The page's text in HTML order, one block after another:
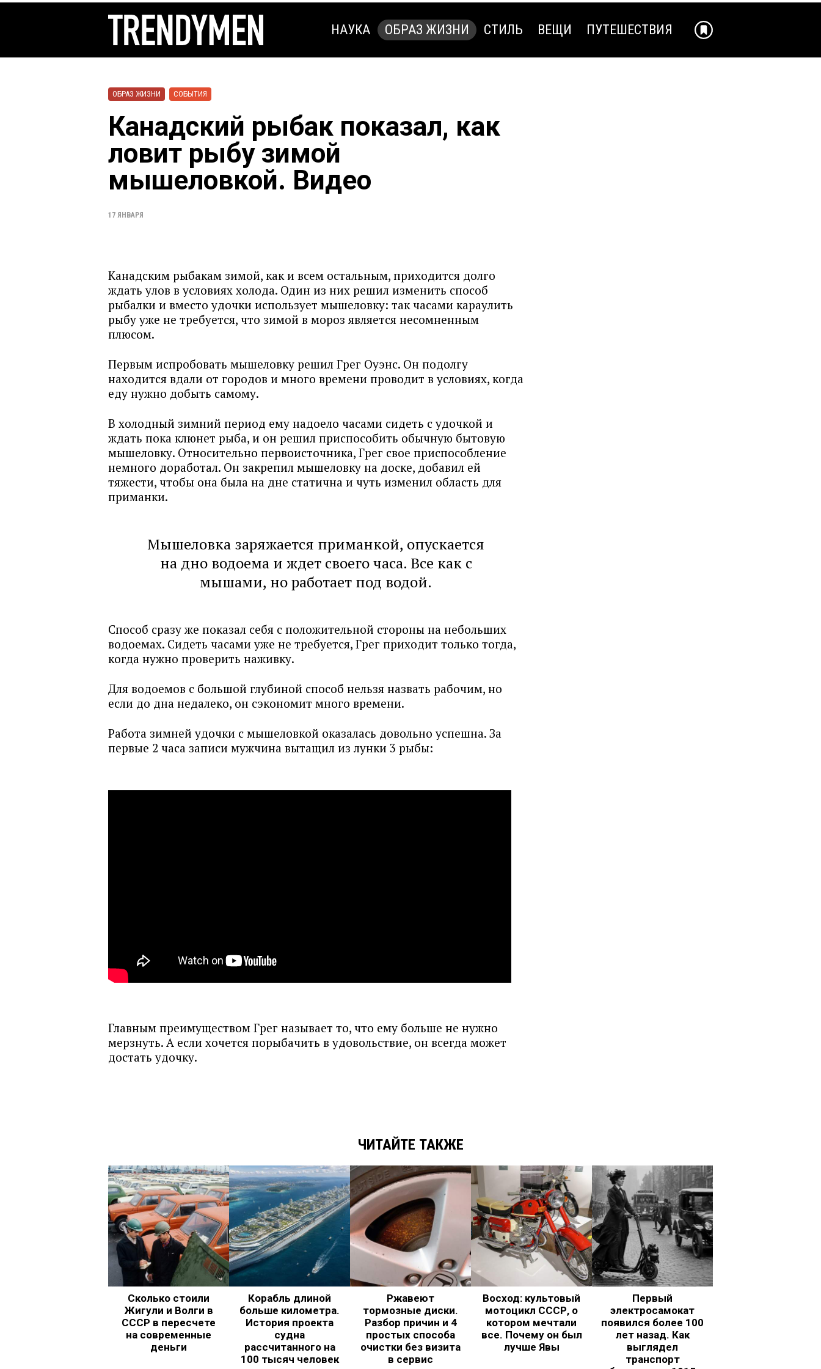
НАУКА ОБРАЗ ЖИЗНИ СТИЛЬ ВЕЩИ ПУТЕШЕСТВИЯ
ОБРАЗ ЖИЗНИ СОБЫТИЯ
Канадский рыбак показал, как
ловит рыбу зимой
мышеловкой. Видео
17 ЯНВАРЯ
Канадским рыбакам зимой, как и всем остальным, приходится долго
ждать улов в условиях холода. Один из них решил изменить способ
рыбалки и вместо удочки использует мышеловку: так часами караулить
рыбу уже не требуется, что зимой в мороз является несомненным
плюсом.
Первым испробовать мышеловку решил Грег Оуэнс. Он подолгу
находится вдали от городов и много времени проводит в условиях, когда
еду нужно добыть самому.
В холодный зимний период ему надоело часами сидеть с удочкой и
ждать пока клюнет рыба, и он решил приспособить обычную бытовую
мышеловку. Относительно первоисточника, Грег свое приспособление
немного доработал. Он закрепил мышеловку на доске, добавил ей
тяжести, чтобы она была на дне статична и чуть изменил область для
приманки.
Мышеловка заряжается приманкой, опускается
на дно водоема и ждет своего часа. Все как с
мышами, но работает под водой.
Способ сразу же показал себя с положительной стороны на небольших
водоемах. Сидеть часами уже не требуется, Грег приходит только тогда,
когда нужно проверить наживку.
Для водоемов с большой глубиной способ нельзя назвать рабочим, но
если до дна недалеко, он сэкономит много времени.
Работа зимней удочки с мышеловкой оказалась довольно успешна. За
первые 2 часа записи мужчина вытащил из лунки 3 рыбы:
Главным преимуществом Грег называет то, что ему больше не нужно
мерзнуть. А если хочется порыбачить в удовольствие, он всегда может
достать удочку.
ЧИТАЙТЕ ТАКЖЕ
Сколько стоили
Жигули и Волги в
СССР в пересчете
на современные
деньги
Корабль длиной
больше километра.
История проекта
судна
рассчитанного на
100 тысяч человек
Ржавеют
тормозные диски.
Разбор причин и 4
простых способа
очистки без визита
в сервис
Восход: культовый
мотоцикл СССР, о
котором мечтали
все. Почему он был
лучше Явы
Первый
электросамокат
появился более 100
лет назад. Как
выглядел
транспорт